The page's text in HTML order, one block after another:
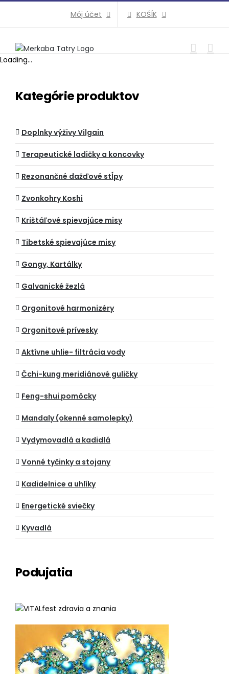
Môj účet KOŠÍK
Loading...
Kategórie produktov
Doplnky výživy Vilgain
Terapeutické ladičky a koncovky
Rezonančné dažďové stĺpy
Zvonkohry Koshi
Krištáľové spievajúce misy
Tibetské spievajúce misy
Gongy, Kartálky
Galvanické žezlá
Orgonitové harmonizéry
Orgonitové prívesky
Aktívne uhlie- filtrácia vody
Čchi-kung meridiánové guličky
Feng-shui pomôcky
Mandaly (okenné samolepky)
Vydymovadlá a kadidlá
Vonné tyčinky a stojany
Kadidelnice a uhlíky
Energetické sviečky
Kyvadlá
Podujatia